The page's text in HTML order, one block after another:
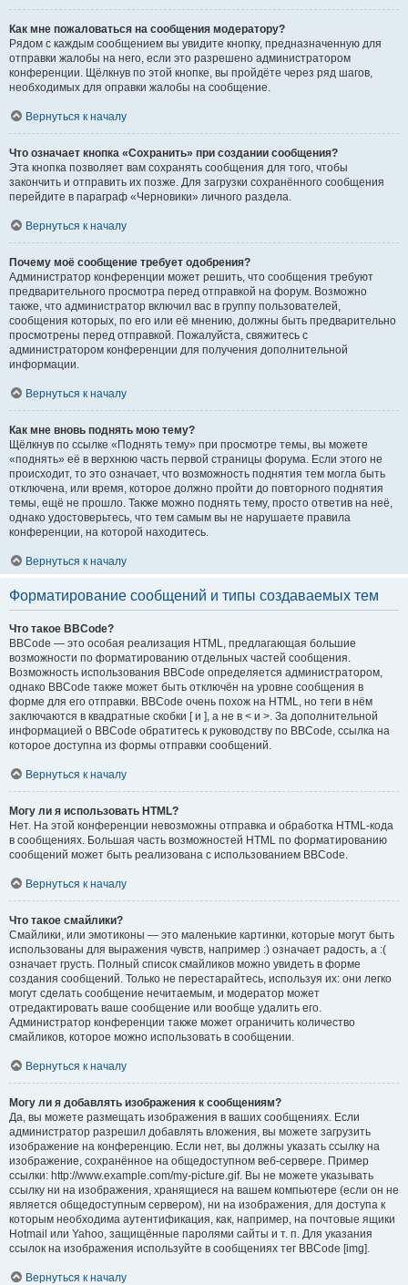
Как мне пожаловаться на сообщения модератору?
Рядом с каждым сообщением вы увидите кнопку, предназначенную для
отправки жалобы на него, если это разрешено администратором
конференции. Щёлкнув по этой кнопке, вы пройдёте через ряд шагов,
необходимых для оправки жалобы на сообщение.
Вернуться к началу
Что означает кнопка «Сохранить» при создании сообщения?
Эта кнопка позволяет вам сохранять сообщения для того, чтобы
закончить и отправить их позже. Для загрузки сохранённого сообщения
перейдите в параграф «Черновики» личного раздела.
Вернуться к началу
Почему моё сообщение требует одобрения?
Администратор конференции может решить, что сообщения требуют
предварительного просмотра перед отправкой на форум. Возможно
также, что администратор включил вас в группу пользователей,
сообщения которых, по его или её мнению, должны быть предварительно
просмотрены перед отправкой. Пожалуйста, свяжитесь с
администратором конференции для получения дополнительной
информации.
Вернуться к началу
Как мне вновь поднять мою тему?
Щёлкнув по ссылке «Поднять тему» при просмотре темы, вы можете
«поднять» её в верхнюю часть первой страницы форума. Если этого не
происходит, то это означает, что возможность поднятия тем могла быть
отключена, или время, которое должно пройти до повторного поднятия
темы, ещё не прошло. Также можно поднять тему, просто ответив на неё,
однако удостоверьтесь, что тем самым вы не нарушаете правила
конференции, на которой находитесь.
Вернуться к началу
Форматирование сообщений и типы создаваемых тем
Что такое BBCode?
BBCode — это особая реализация HTML, предлагающая большие
возможности по форматированию отдельных частей сообщения.
Возможность использования BBCode определяется администратором,
однако BBCode также может быть отключён на уровне сообщения в
форме для его отправки. BBCode очень похож на HTML, но теги в нём
заключаются в квадратные скобки [ и ], а не в < и >. За дополнительной
информацией о BBCode обратитесь к руководству по BBCode, ссылка на
которое доступна из формы отправки сообщений.
Вернуться к началу
Могу ли я использовать HTML?
Нет. На этой конференции невозможны отправка и обработка HTML-кода
в сообщениях. Большая часть возможностей HTML по форматированию
сообщений может быть реализована с использованием BBCode.
Вернуться к началу
Что такое смайлики?
Смайлики, или эмотиконы — это маленькие картинки, которые могут быть
использованы для выражения чувств, например :) означает радость, а :(
означает грусть. Полный список смайликов можно увидеть в форме
создания сообщений. Только не перестарайтесь, используя их: они легко
могут сделать сообщение нечитаемым, и модератор может
отредактировать ваше сообщение или вообще удалить его.
Администратор конференции также может ограничить количество
смайликов, которое можно использовать в сообщении.
Вернуться к началу
Могу ли я добавлять изображения к сообщениям?
Да, вы можете размещать изображения в ваших сообщениях. Если
администратор разрешил добавлять вложения, вы можете загрузить
изображение на конференцию. Если нет, вы должны указать ссылку на
изображение, сохранённое на общедоступном веб-сервере. Пример
ссылки: http://www.example.com/my-picture.gif. Вы не можете указывать
ссылку ни на изображения, хранящиеся на вашем компьютере (если он не
является общедоступным сервером), ни на изображения, для доступа к
которым необходима аутентификация, как, например, на почтовые ящики
Hotmail или Yahoo, защищённые паролями сайты и т. п. Для указания
ссылок на изображения используйте в сообщениях тег BBCode [img].
Вернуться к началу